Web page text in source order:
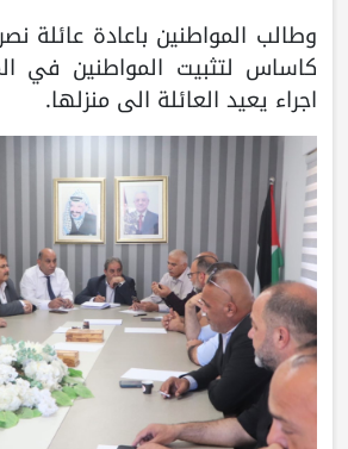
وطالب المواطنين باعادة عائلة
كاساس لتثبيت المواطنين في
اجراء يعيد العائلة الى منزلها.